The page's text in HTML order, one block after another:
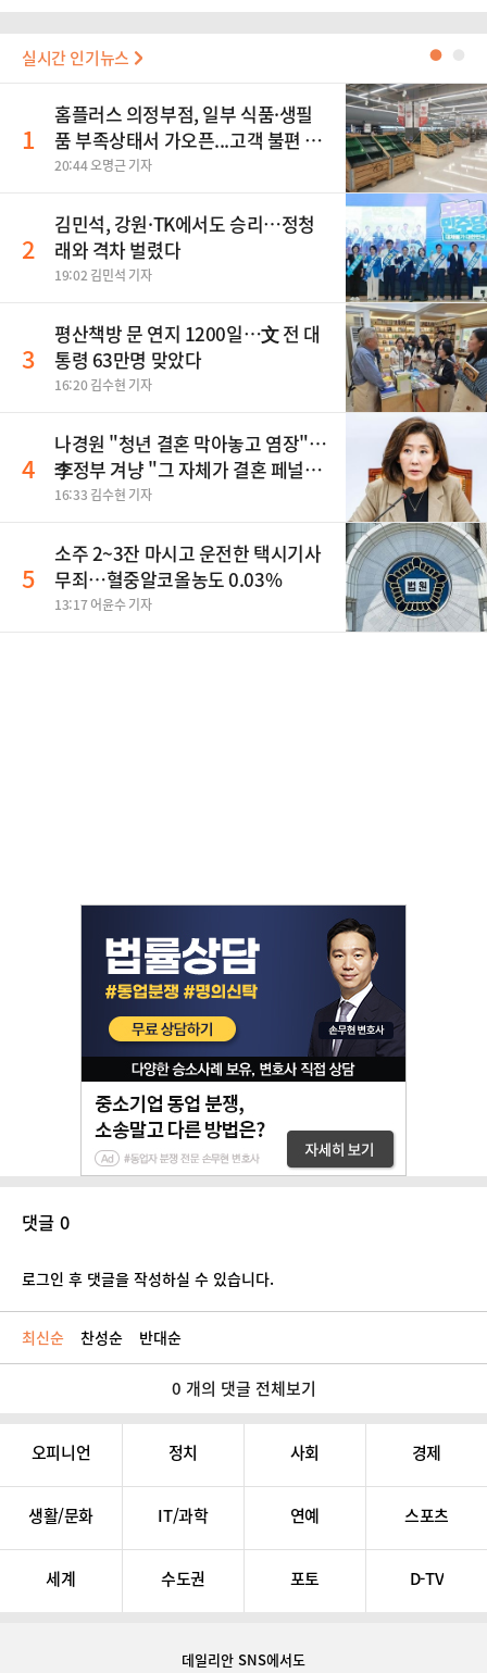
실시간 인기뉴스 ●
1
홈플러스 의정부점, 일부 식품·생필
품 부족상태서 가오픈...고객 불편 가
중
20:44 오명근 기자
2
김민석, 강원·TK에서도 승리…정청
래와 격차 벌렸다
19:02 김민석 기자
3
평산책방 문 연지 1200일…文 전 대
통령 63만명 맞았다
16:20 김수현 기자
4
나경원 "청년 결혼 막아놓고 염장"…
李정부 겨냥 "그 자체가 결혼 페널
티"
16:33 김수현 기자
5
소주 2~3잔 마시고 운전한 택시기사
무죄…혈중알코올농도 0.03%
13:17 어윤수 기자
댓글 0
로그인 후 댓글을 작성하실 수 있습니다.
최신순 찬성순 반대순
0 개의 댓글 전체보기
오피니언 정치 사회 경제
생활/문화 IT/과학 연예 스포츠
세계 수도권 포토 D-TV
데일리안 SNS에서도